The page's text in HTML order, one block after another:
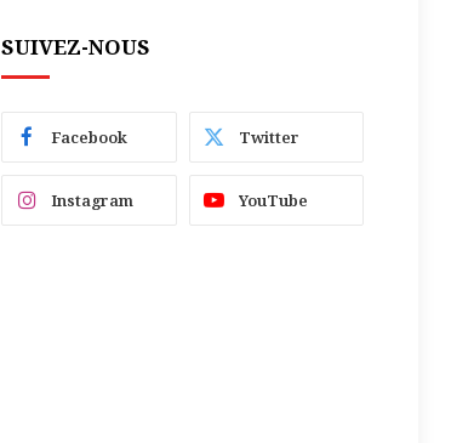
SUIVEZ-NOUS
Facebook Twitter
Instagram YouTube